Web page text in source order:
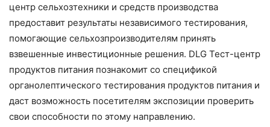
центр сельхозтехники и средств производства
предоставит результаты независимого тестирования,
помогающие сельхозпроизводителям принять
взвешенные инвестиционные решения. DLG Тест-центр
продуктов питания познакомит со спецификой
органолептического тестирования продуктов питания и
даст возможность посетителям экспозиции проверить
свои способности по этому направлению.